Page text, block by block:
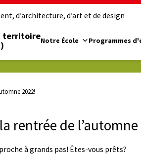
d’architecture, d’art et de design
territoireNotre École Programmes
2022!
rentrée de l’automne
à grands pas! Êtes-vous prêts?